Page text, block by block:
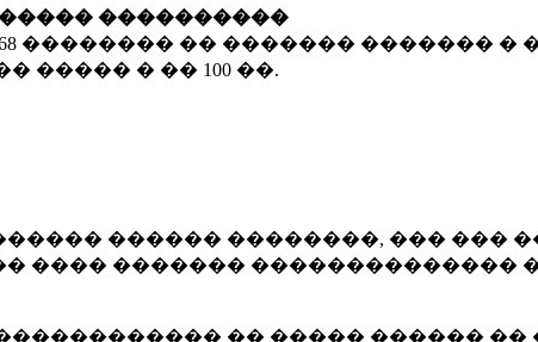
����������
�������� �� ������� ������� �
����� � �� 100 ��.
������ ��������, ��� ���
���� ������� ��������������
�� ����� ������ ��